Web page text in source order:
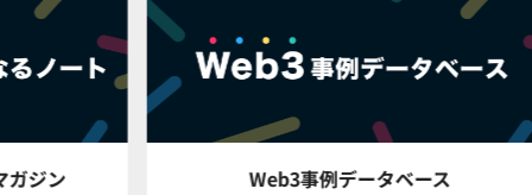
Web3事例データベース